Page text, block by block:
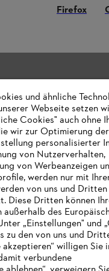
für Lieferunternehmen
Barrierefreiheit
Firefox
und ähnliche
Webseite setzen
Cookies" auch ohne
wir zur Optimierung der
personalisierter
von Nutzerverhalten,
von Werbeanzeigen
werden nur mit
von uns und Dritten
Diese Dritten können
des
„Einstellungen" und
zu den von uns und
willigen Sie
verbundene